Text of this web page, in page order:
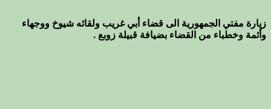
زيارة مفتي الجمهورية الى قضاء أبي غريب ولقائه شيوخ ووجهاء
وأئمة وخطباء من القضاء بضيافة قبيلة زوبع .